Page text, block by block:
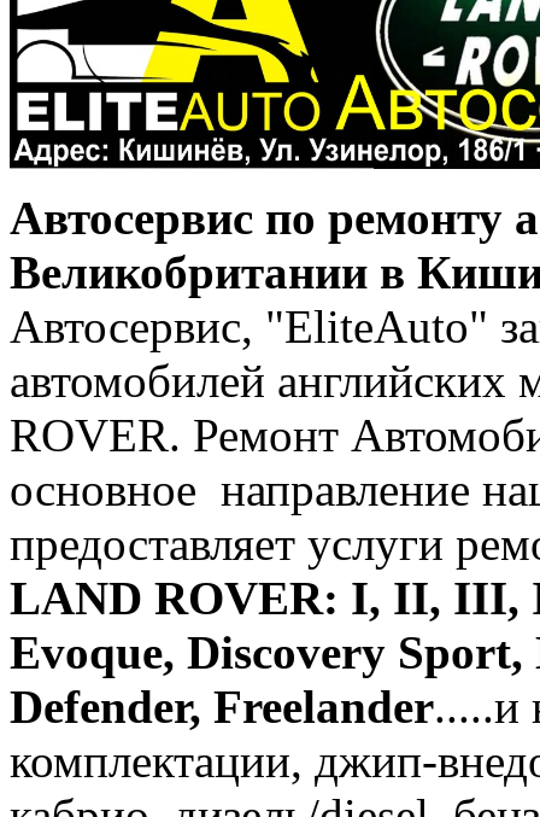
Автосервис по ремонту
Великобритании в
Автосервис, "EliteAuto"
автомобилей английских
ROVER. Ремонт
основное направление
предоставляет услуги
LAND ROVER: I, II, III,
Evoque, Discovery
Defender, Freelander.....и
комплектации, джип-